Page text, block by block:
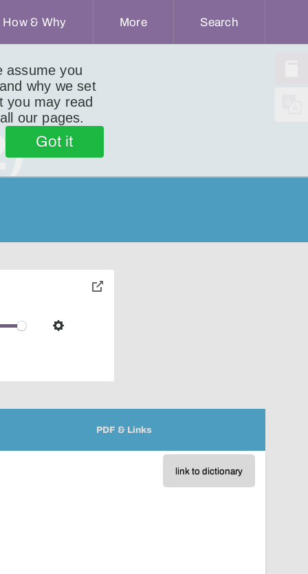
assume you
why we set
you may read
our pages.
Got it
How & Why More Search
Settings
toggle
PDF & Links
link to dictionary